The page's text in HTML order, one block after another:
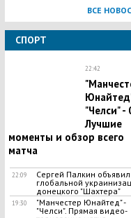
ВСЕ
СПОРТ
22:42
"Челси" -
Лучшие
моменты и обзор всего
матча
22:09
Сергей Палкин
глобальной
донецкого "Шахтера"
19:30
"Манчестер Юнайтед" -
"Челси". Прямая видео-